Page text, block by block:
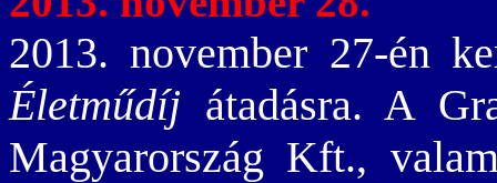
2013. november 27-én
Életműdíj átadásra. A
Magyarország Kft.,